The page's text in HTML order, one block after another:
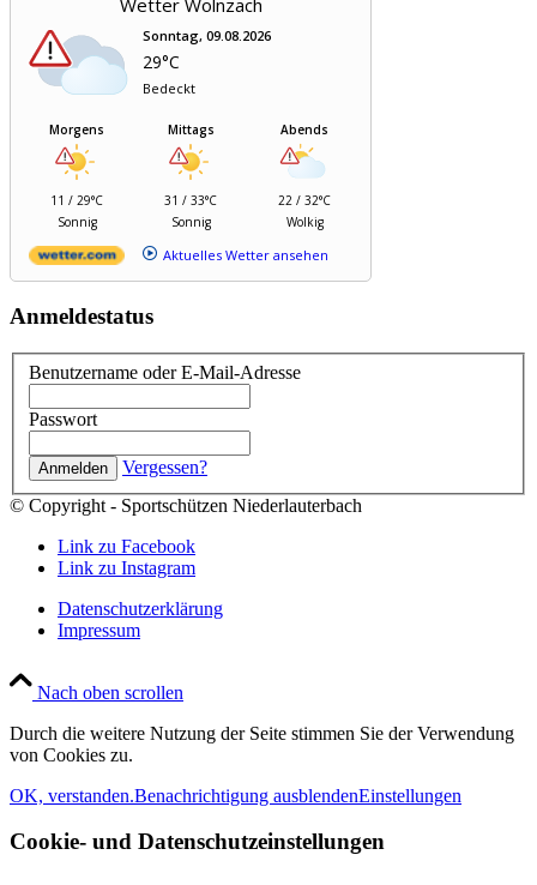
Sonntag, 09.08.2026
29°C
Bedeckt
Morgens
11 / 29°C
Sonnig
Mittags
31 / 33°C
Sonnig
Abends
22 / 32°C
Wolkig
Aktuelles Wetter ansehen
Anmeldestatus
Benutzername oder E-Mail-Adresse
Passwort
Vergessen?
© Copyright - Sportschützen Niederlauterbach
Link zu Facebook
Link zu Instagram
Datenschutzerklärung
Impressum
Nach oben scrollen
Durch die weitere Nutzung der Seite stimmen Sie der Verwendung
von Cookies zu.
OK, verstanden.Benachrichtigung ausblendenEinstellungen
Cookie- und Datenschutzeinstellungen